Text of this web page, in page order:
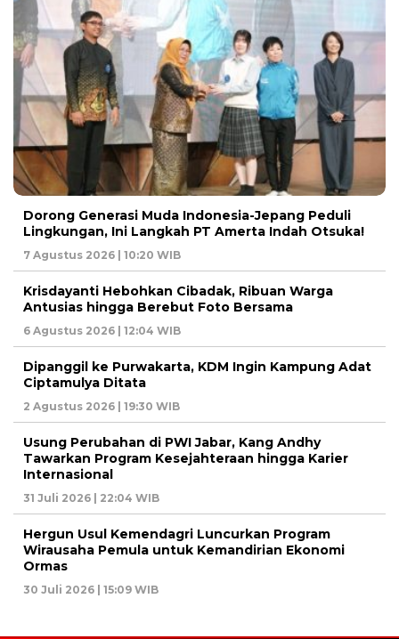
Dorong Generasi Muda Indonesia-Jepang Peduli
Lingkungan, Ini Langkah PT Amerta Indah Otsuka!
7 Agustus 2026 | 10:20 WIB
Krisdayanti Hebohkan Cibadak, Ribuan Warga
Antusias hingga Berebut Foto Bersama
6 Agustus 2026 | 12:04 WIB
Dipanggil ke Purwakarta, KDM Ingin Kampung Adat
Ciptamulya Ditata
2 Agustus 2026 | 19:30 WIB
Usung Perubahan di PWI Jabar, Kang Andhy
Tawarkan Program Kesejahteraan hingga Karier
Internasional
31 Juli 2026 | 22:04 WIB
Hergun Usul Kemendagri Luncurkan Program
Wirausaha Pemula untuk Kemandirian Ekonomi
Ormas
30 Juli 2026 | 15:09 WIB